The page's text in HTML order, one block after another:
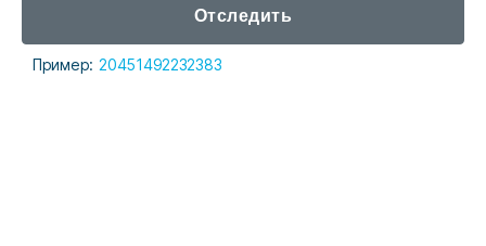
Отследить
Пример: 20451492232383